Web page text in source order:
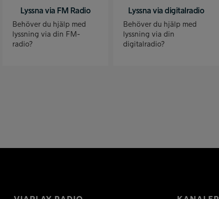
Lyssna via FM Radio
Behöver du hjälp med
lyssning via din FM-
radio?
Lyssna via digitalradio
Behöver du hjälp med
lyssning via din
digitalradio?